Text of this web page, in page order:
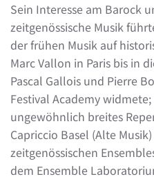
Sein Interesse am Barock
zeitgenössische Musik
der frühen Musik auf
Marc Vallon in Paris bis in
Pascal Gallois und Pierre
Festival Academy
ungewöhnlich breites
Capriccio Basel (Alte
zeitgenössischen
dem Ensemble